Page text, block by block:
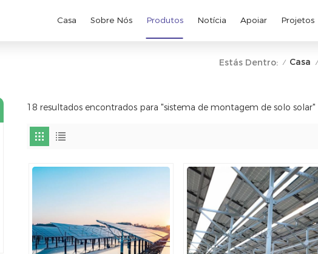
Casa Sobre Nós Produtos Notícia Apoiar Projetos
Estás Dentro: / Casa /
18 resultados encontrados para "sistema de montagem de solo solar"